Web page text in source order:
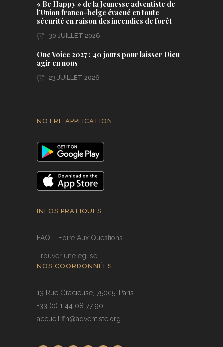
« Be Happy » de la Jeunesse adventiste de
l’Union franco-belge évacué en toute
sécurité en raison des incendies de forêt
30 JUILLET 2026
One Voice 2027 : 40 jours pour laisser Dieu
agir en nous
23 JUILLET 2026
NOTRE APPLICATION
INFOS PRATIQUES
FAQ – Foire Aux Questions
Trouver une église
NOS COORDONNÉES
13 Rue Gracieuse, 75005, Paris
+33 (0) 1 44 08 77 90
accueil.ffn@adventiste.org